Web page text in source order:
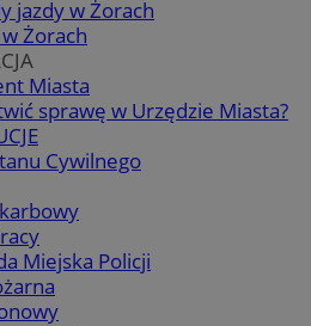
jazdy w Żorach
Żorach
Miasta
sprawę w Urzędzie Miasta?
Cywilnego
Miejska Policji